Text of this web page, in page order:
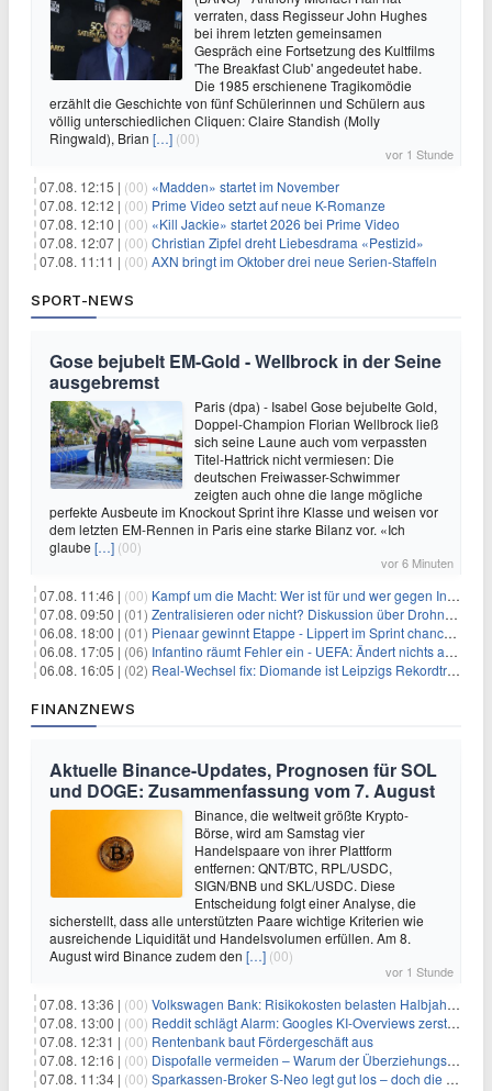
verraten, dass Regisseur John Hughes
bei ihrem letzten gemeinsamen
Gespräch eine Fortsetzung des Kultfilms
'The Breakfast Club' angedeutet habe.
Die 1985 erschienene Tragikomödie
erzählt die Geschichte von fünf Schülerinnen und Schülern aus
völlig unterschiedlichen Cliquen: Claire Standish (Molly
Ringwald), Brian […] (00)
vor 1 Stunde
07.08. 12:15 | (00) «Madden» startet im November
07.08. 12:12 | (00) Prime Video setzt auf neue K-Romanze
07.08. 12:10 | (00) «Kill Jackie» startet 2026 bei Prime Video
07.08. 12:07 | (00) Christian Zipfel dreht Liebesdrama «Pestizid»
07.08. 11:11 | (00) AXN bringt im Oktober drei neue Serien-Staffeln
SPORT-NEWS
Gose bejubelt EM-Gold - Wellbrock in der Seine
ausgebremst
Paris (dpa) - Isabel Gose bejubelte Gold,
Doppel-Champion Florian Wellbrock ließ
sich seine Laune auch vom verpassten
Titel-Hattrick nicht vermiesen: Die
deutschen Freiwasser-Schwimmer
zeigten auch ohne die lange mögliche
perfekte Ausbeute im Knockout Sprint ihre Klasse und weisen vor
dem letzten EM-Rennen in Paris eine starke Bilanz vor. «Ich
glaube […] (00)
vor 6 Minuten
07.08. 11:46 | (00) Kampf um die Macht: Wer ist für und wer gegen Infantino?
07.08. 09:50 | (01) Zentralisieren oder nicht? Diskussion über Drohnenabwehr
06.08. 18:00 | (01) Pienaar gewinnt Etappe - Lippert im Sprint chancenlos
06.08. 17:05 | (06) Infantino räumt Fehler ein - UEFA: Ändert nichts an Boykott
06.08. 16:05 | (02) Real-Wechsel fix: Diomande ist Leipzigs Rekordtransfer
FINANZNEWS
Aktuelle Binance-Updates, Prognosen für SOL
und DOGE: Zusammenfassung vom 7. August
Binance, die weltweit größte Krypto-
Börse, wird am Samstag vier
Handelspaare von ihrer Plattform
entfernen: QNT/BTC, RPL/USDC,
SIGN/BNB und SKL/USDC. Diese
Entscheidung folgt einer Analyse, die
sicherstellt, dass alle unterstützten Paare wichtige Kriterien wie
ausreichende Liquidität und Handelsvolumen erfüllen. Am 8.
August wird Binance zudem den […] (00)
vor 1 Stunde
07.08. 13:36 | (00) Volkswagen Bank: Risikokosten belasten Halbjahresergebnis
07.08. 13:00 | (00) Reddit schlägt Alarm: Googles KI-Overviews zerstören das Traffic-Geschäftsmodell
07.08. 12:31 | (00) Rentenbank baut Fördergeschäft aus
07.08. 12:16 | (00) Dispofalle vermeiden – Warum der Überziehungskredit teurer ist als gedacht
07.08. 11:34 | (00) Sparkassen-Broker S-Neo legt gut los – doch die Schwachstellen bleiben